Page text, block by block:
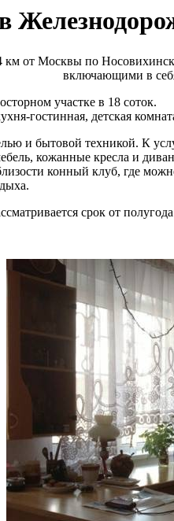
от Москвы по
включающими в
участке в 18 соток.
гостинная, детская
и бытовой техникой. К
кожанные кресла и
конный клуб, где
срок от